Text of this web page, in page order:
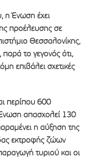
η Ένωση έχει
προέλευσης σε
Θεσσαλονίκης,
το γεγονός ότι,
επιβάλει σχετικές
περίπου 600
Ένωση απασχολεί 130
η αύξηση της
εκτροφής ζώων
τυριού και οι